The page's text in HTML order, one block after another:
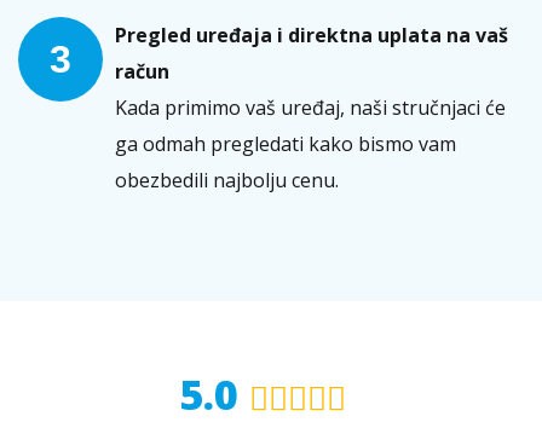
3
Pregled uređaja i direktna uplata na vaš
račun
Kada primimo vaš uređaj, naši stručnjaci će
ga odmah pregledati kako bismo vam
obezbedili najbolju cenu.
5.0